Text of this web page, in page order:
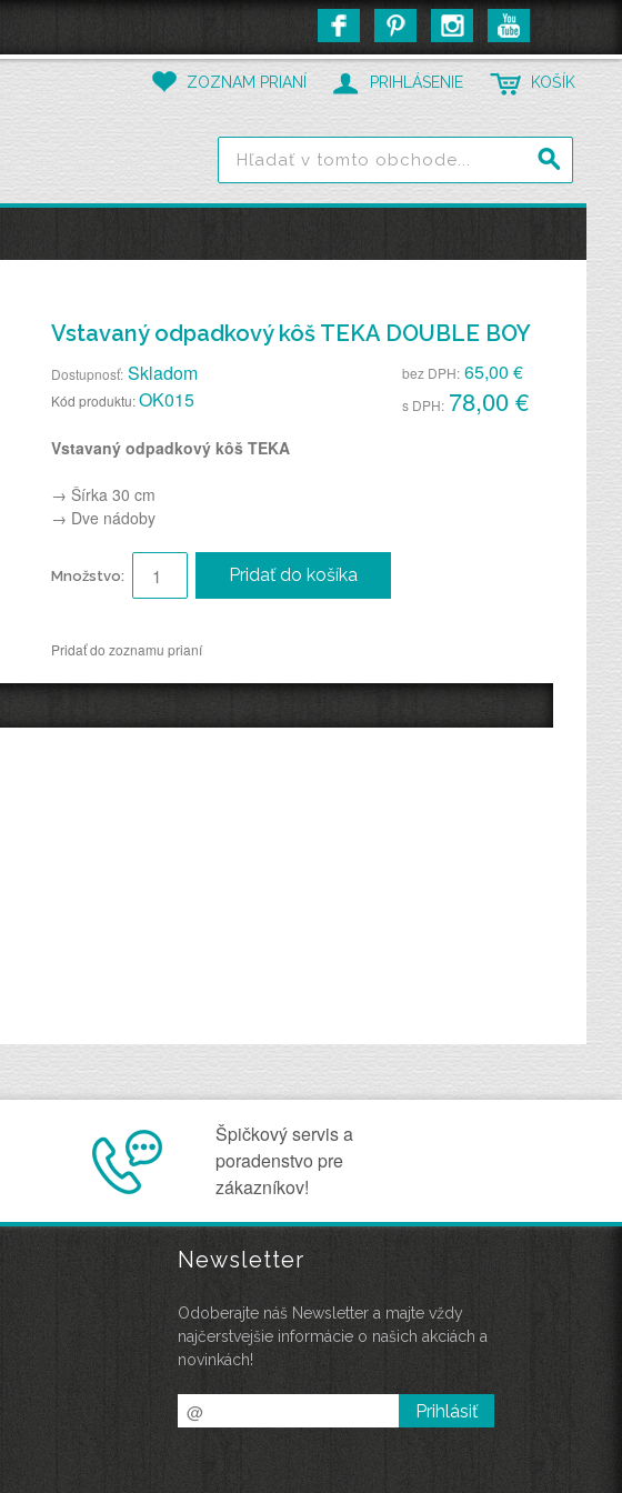
PRIHLÁSENIE
ZOZNAM PRIANÍ KOŠÍK
Vstavaný odpadkový kôš TEKA DOUBLE BOY
Dostupnosť: Skladom
Kód produktu:OK015
bez DPH: 65,00 €
s DPH: 78,00 €
Vstavaný odpadkový kôš TEKA
→ Šírka 30 cm
→ Dve nádoby
Množstvo: Pridať do košíka
Pridať do zoznamu prianí
Špičkový servis a
poradenstvo pre
zákazníkov!
Newsletter
Odoberajte náš Newsletter a majte vždy
najčerstvejšie informácie o našich akciách a
novinkách!
Prihlásiť